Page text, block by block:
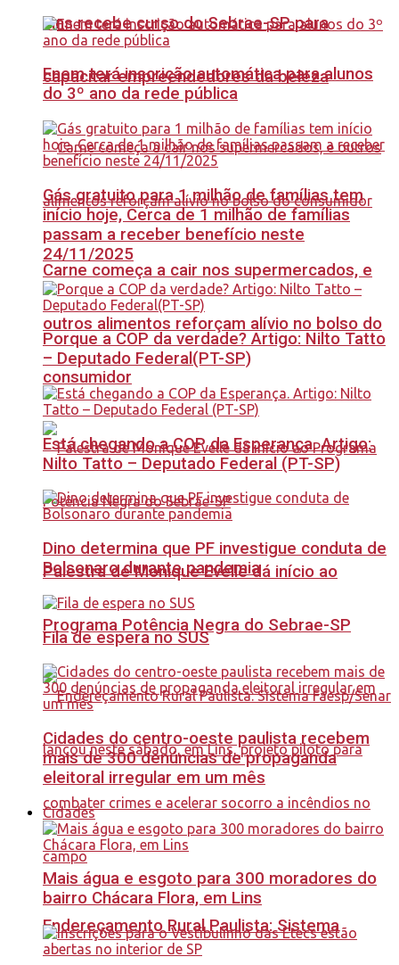
Lins recebe curso do Sebrae-SP para
capacitar empreendedores da beleza
Carne começa a cair nos supermercados, e
outros alimentos reforçam alívio no bolso do
consumidor
Palestra de Monique Evelle dá início ao
Programa Potência Negra do Sebrae-SP
Endereçamento Rural Paulista: Sistema
Enem terá inscrição automática para alunos
do 3º ano da rede pública
Gás gratuito para 1 milhão de famílias tem
início hoje, Cerca de 1 milhão de famílias
passam a receber benefício neste
24/11/2025
Porque a COP da verdade? Artigo: Nilto Tatto
– Deputado Federal(PT-SP)
Está chegando a COP da Esperança. Artigo:
Nilto Tatto – Deputado Federal (PT-SP)
Dino determina que PF investigue conduta de
Bolsonaro durante pandemia
Fila de espera no SUS
Cidades do centro-oeste paulista recebem
mais de 300 denúncias de propaganda
eleitoral irregular em um mês
Cidades
Mais água e esgoto para 300 moradores do
bairro Chácara Flora, em Lins